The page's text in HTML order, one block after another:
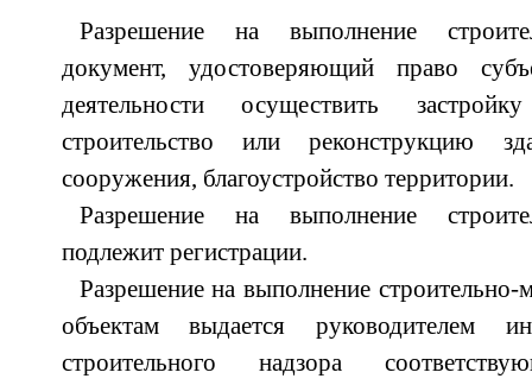
Разрешение на выполнение
документ, удостоверяющий право
деятельности осуществить
строительство или реконструкцию
сооружения, благоустройство территории.
Разрешение на выполнение
подлежит регистрации.
Разрешение на выполнение
объектам выдается руководителем
строительного надзора